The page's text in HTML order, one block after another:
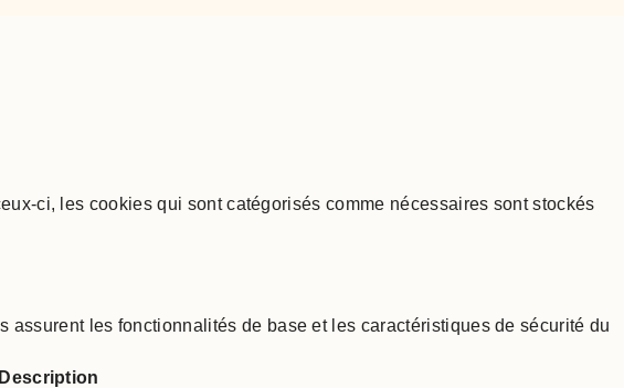
ci, les cookies qui sont catégorisés comme nécessaires sont stockés
les fonctionnalités de base et les caractéristiques de sécurité du
Description